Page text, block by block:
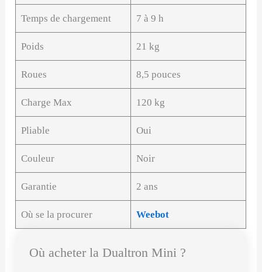
Temps de chargement 7 à 9 h
Poids 21 kg
Roues 8,5 pouces
Charge Max 120 kg
Pliable Oui
Couleur Noir
Garantie 2 ans
Où se la procurer Weebot
Où acheter la Dualtron Mini ?